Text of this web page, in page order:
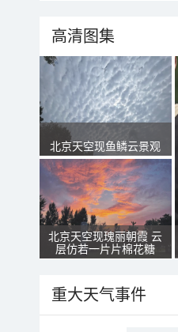
高清图集
北京天空现鱼鳞云景观
北京天空现瑰丽朝霞 云
层仿若一片片棉花糖
重大天气事件